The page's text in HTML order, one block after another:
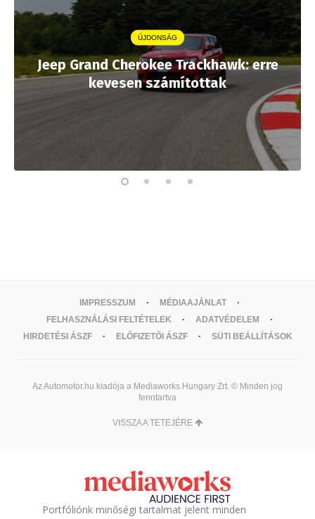
ÚJDONSÁG
Jeep Grand Cherokee Trackhawk: erre
kevesen számítottak
IMPRESSZUM
MÉDIAAJÁNLAT
FELHASZNÁLÁSI FELTÉTELEK
ADATVÉDELEM
HIRDETÉSI ÁSZF
ELŐFIZETŐI ÁSZF SÜTI BEÁLLÍTÁSOK
Az Automotor.hu kiadója a Mediaworks Hungary Zrt. © Minden jog
fenntartva
VISSZA A TETEJÉRE
Portfóliónk minőségi tartalmat jelent minden